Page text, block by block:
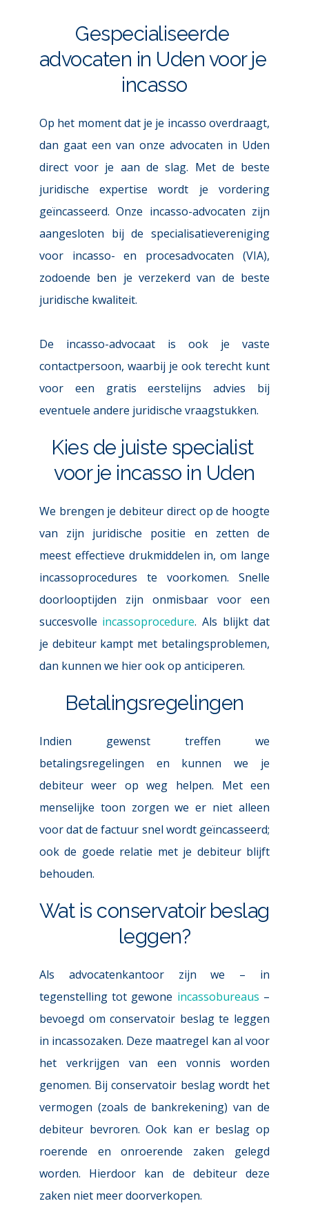
Gespecialiseerde
advocaten in Uden voor je
incasso
Op het moment dat je je incasso overdraagt,
dan gaat een van onze advocaten in Uden
direct voor je aan de slag. Met de beste
juridische expertise wordt je vordering
geïncasseerd. Onze incasso-advocaten zijn
aangesloten bij de specialisatievereniging
voor incasso- en procesadvocaten (VIA),
zodoende ben je verzekerd van de beste
juridische kwaliteit.
De incasso-advocaat is ook je vaste
contactpersoon, waarbij je ook terecht kunt
voor een gratis eerstelijns advies bij
eventuele andere juridische vraagstukken.
Kies de juiste specialist
voor je incasso in Uden
We brengen je debiteur direct op de hoogte
van zijn juridische positie en zetten de
meest effectieve drukmiddelen in, om lange
incassoprocedures te voorkomen. Snelle
doorlooptijden zijn onmisbaar voor een
succesvolle incassoprocedure. Als blijkt dat
je debiteur kampt met betalingsproblemen,
dan kunnen we hier ook op anticiperen.
Betalingsregelingen
Indien gewenst treffen we
betalingsregelingen en kunnen we je
menselijke toon zorgen we er niet alleen
voor dat de factuur snel wordt geïncasseerd;
ook de goede relatie met je debiteur blijft
behouden.
Wat is conservatoir beslag
leggen?
Als advocatenkantoor zijn we – in
tegenstelling tot gewone incassobureaus
bevoegd om conservatoir beslag te leggen
in incassozaken. Deze maatregel kan al voor
het verkrijgen van een vonnis worden
genomen. Bij conservatoir beslag wordt het
vermogen (zoals de bankrekening) van de
debiteur bevroren. Ook kan er beslag op
roerende en onroerende zaken gelegd
worden. Hierdoor kan de debiteur deze
zaken niet meer doorverkopen.